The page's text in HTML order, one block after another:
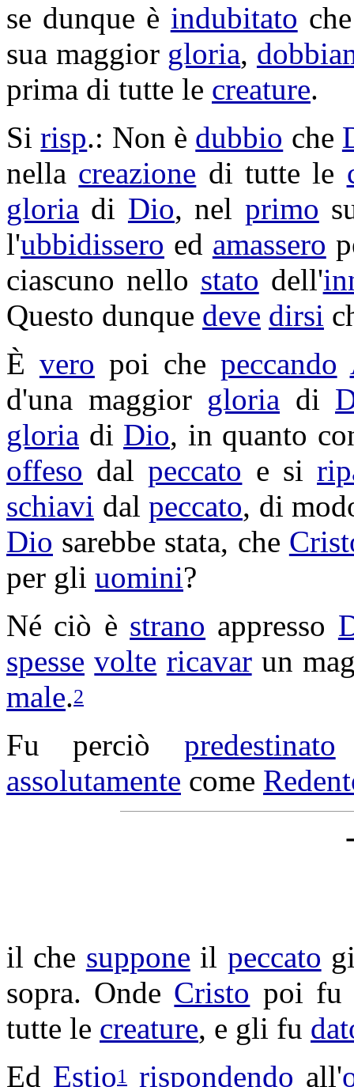
se dunque è indubitato
sua maggior gloria,
prima di tutte le creature.
Sirisp.: Non è dubbio che
nella creazione di tutte le
gloria di Dio, nel primo
l'ubbidissero ed amassero
ciascuno nello stato dell'
Questo dunque deve dirsi
È vero poi che peccando
d'una maggior gloria di
gloria di Dio, in quanto
offeso dalpeccato e si
schiavi dalpeccato, di
Dio sarebbe stata, che
per gli uomini?
Né ciò è strano appresso
spesse volte ricavarun
male.2
Fu perciò predestinato
assolutamente come
il che suppone il peccato
sopra. Onde Cristo poi fu
tutte le creature, e gli fu
Ed Estio1 rispondendo all'